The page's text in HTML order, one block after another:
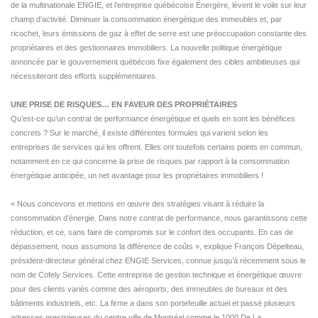
de la multinationale ENGIE, et l’entreprise québécoise Énergère, lèvent le voile sur leur
champ d’activité. Diminuer la consommation énergétique des immeubles et, par
ricochet, leurs émissions de gaz à effet de serre est une préoccupation constante des
propriétaires et des gestionnaires immobiliers. La nouvelle politique énergétique
annoncée par le gouvernement québécois fixe également des cibles ambitieuses qui
nécessiteront des efforts supplémentaires.
UNE PRISE DE RISQUES… EN FAVEUR DES PROPRIÉTAIRES
Qu’est-ce qu’un contrat de performance énergétique et quels en sont les bénéfices
concrets ? Sur le marché, il existe différentes formules qui varient selon les
entreprises de services qui les offrent. Elles ont toutefois certains points en commun,
notamment en ce qui concerne la prise de risques par rapport à la consommation
énergétique anticipée, un net avantage pour les propriétaires immobiliers !
« Nous concevons et mettons en œuvre des stratégies visant à réduire la
consommation d’énergie. Dans notre contrat de performance, nous garantissons cette
réduction, et ce, sans faire de compromis sur le confort des occupants. En cas de
dépassement, nous assumons la différence de coûts », explique François Dépelteau,
président-directeur général chez ENGIE Services, connue jusqu’à récemment sous le
nom de Cofely Services. Cette entreprise de gestion technique et énergétique œuvre
pour des clients variés comme des aéroports, des immeubles de bureaux et des
bâtiments industriels, etc. La firme a dans son portefeuille actuel et passé plusieurs